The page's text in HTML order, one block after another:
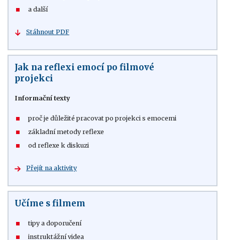
a další
Stáhnout PDF
Jak na reflexi emocí po filmové
projekci
Informační texty
proč je důležité pracovat po projekci s emocemi
základní metody reflexe
od reflexe k diskuzi
Přejít na aktivity
Učíme s filmem
tipy a doporučení
instruktážní videa